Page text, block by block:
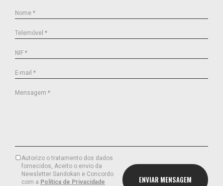
Nome *
Telemóvel *
NIF *
E-mail *
Mensagem *
Autorizo o tratamento dos dados
fornecidos, Aceito o envio da
Newsletter Sandokan e Concordo
com a Política de Privacidade